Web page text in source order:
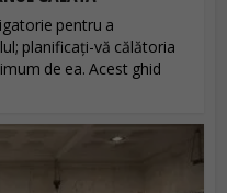
pentru a
planificați-vă călătoria
de ea. Acest ghid